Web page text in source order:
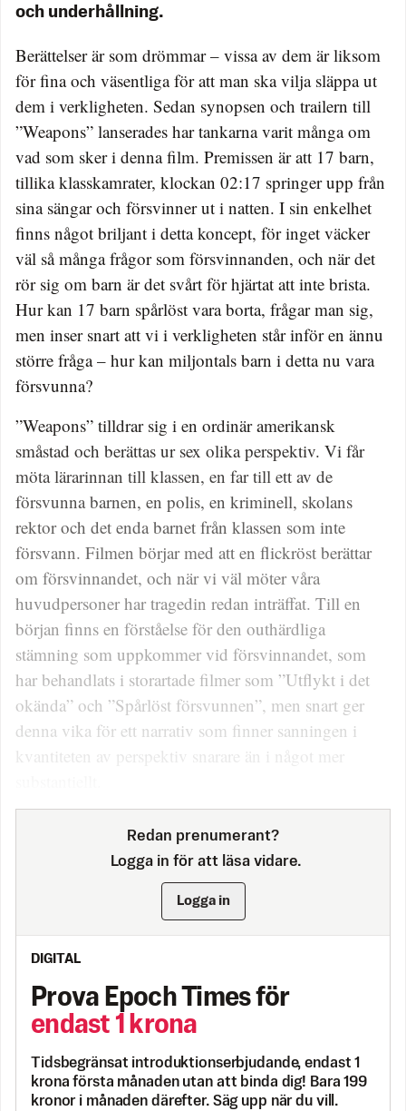
och underhållning.
Berättelser är som drömmar – vissa av dem är liksom
för fina och väsentliga för att man ska vilja släppa ut
dem i verkligheten. Sedan synopsen och trailern till
”Weapons” lanserades har tankarna varit många om
vad som sker i denna film. Premissen är att 17 barn,
tillika klasskamrater, klockan 02:17 springer upp från
sina sängar och försvinner ut i natten. I sin enkelhet
finns något briljant i detta koncept, för inget väcker
väl så många frågor som försvinnanden, och när det
rör sig om barn är det svårt för hjärtat att inte brista.
Hur kan 17 barn spårlöst vara borta, frågar man sig,
men inser snart att vi i verkligheten står inför en ännu
större fråga – hur kan miljontals barn i detta nu vara
försvunna?
”Weapons” tilldrar sig i en ordinär amerikansk
småstad och berättas ur sex olika perspektiv. Vi får
möta lärarinnan till klassen, en far till ett av de
försvunna barnen, en polis, en kriminell, skolans
rektor och det enda barnet från klassen som inte
försvann. Filmen börjar med att en flickröst berättar
om försvinnandet, och när vi väl möter våra
huvudpersoner har tragedin redan inträffat. Till en
början finns en förståelse för den outhärdliga
stämning som uppkommer vid försvinnandet, som
har behandlats i storartade filmer som ”Utflykt i det
okända” och ”Spårlöst försvunnen”, men snart ger
denna vika för ett narrativ som finner sanningen i
kvantiteten av perspektiv snarare än i något mer
Redan prenumerant?
Logga in för att läsa vidare.
Logga in
DIGITAL
Prova Epoch Times för
endast 1 krona
Tidsbegränsat introduktionserbjudande, endast 1
krona första månaden utan att binda dig! Bara 199
kronor i månaden därefter. Säg upp när du vill.